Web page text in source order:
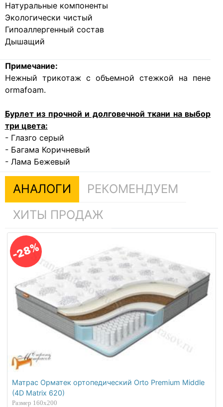
Натуральные компоненты
Экологически чистый
Гипоаллергенный состав
Дышащий
Примечание:
Нежный трикотаж с объемной стежкой на пене
ormafoam.
Бурлет из прочной и долговечной ткани на выбор
три цвета:
- Глазго серый
- Багама Коричневый
- Лама Бежевый
АНАЛОГИ
РЕКОМЕНДУЕМ
ХИТЫ ПРОДАЖ
-28%
Матрас Орматек ортопедический Orto Premium Middle
(4D Matrix 620)
Размер 160х200